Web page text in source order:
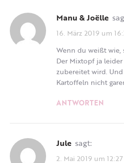
Manu & Joëlle
16. März 2019 um
Wenn du weißt wie,
Der Mixtopf ja
zubereitet wird.
Kartoffeln nicht
ANTWORTEN
Jule sagt:
2. Mai 2019 um